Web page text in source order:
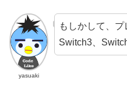
yasuaki
もしかして、
Switch3、